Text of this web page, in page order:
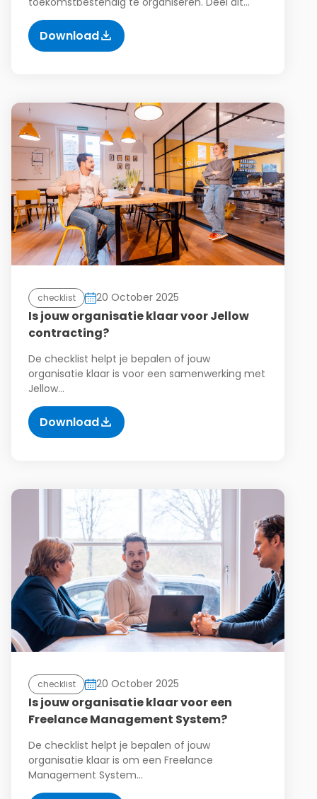
Download
checklist 20 October 2025
Is jouw organisatie klaar voor Jellow
contracting?
De checklist helpt je bepalen of jouw
organisatie klaar is voor een samenwerking met
Jellow…
Download
checklist 20 October 2025
Is jouw organisatie klaar voor een
Freelance Management System?
De checklist helpt je bepalen of jouw
organisatie klaar is om een Freelance
Management System…